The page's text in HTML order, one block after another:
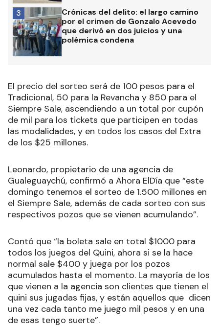
Crónicas del delito: el largo camino
por el crimen de Gonzalo Acevedo
que derivó en dos juicios y una
polémica condena
3
El precio del sorteo será de 100 pesos para el
Tradicional, 50 para la Revancha y 850 para el
Siempre Sale, ascendiendo a un total por cupón
de mil para los tickets que participen en todas
las modalidades, y en todos los casos del Extra
de los $25 millones.
Leonardo, propietario de una agencia de
Gualeguaychú, confirmó a Ahora ElDía que “este
domingo tenemos el sorteo de 1.500 millones en
el Siempre Sale, además de cada sorteo con sus
respectivos pozos que se vienen acumulando”.
Contó que “la boleta sale en total $1000 para
todos los juegos del Quini, ahora si se la hace
normal sale $400 y juega por los pozos
acumulados hasta el momento. La mayoría de los
que vienen a la agencia son clientes que tienen el
quini sus jugadas fijas, y están aquellos que dicen
una vez cada tanto me juego mil pesos y en una
de esas tengo suerte”.